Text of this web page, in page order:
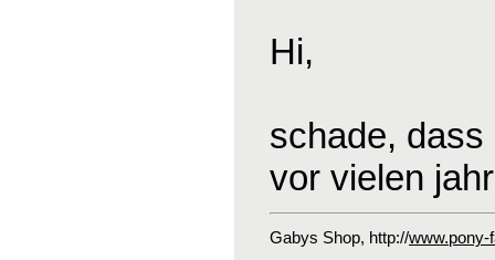
Hi,
schade,
vor vielen
Gabys Shop, http://www.pony-